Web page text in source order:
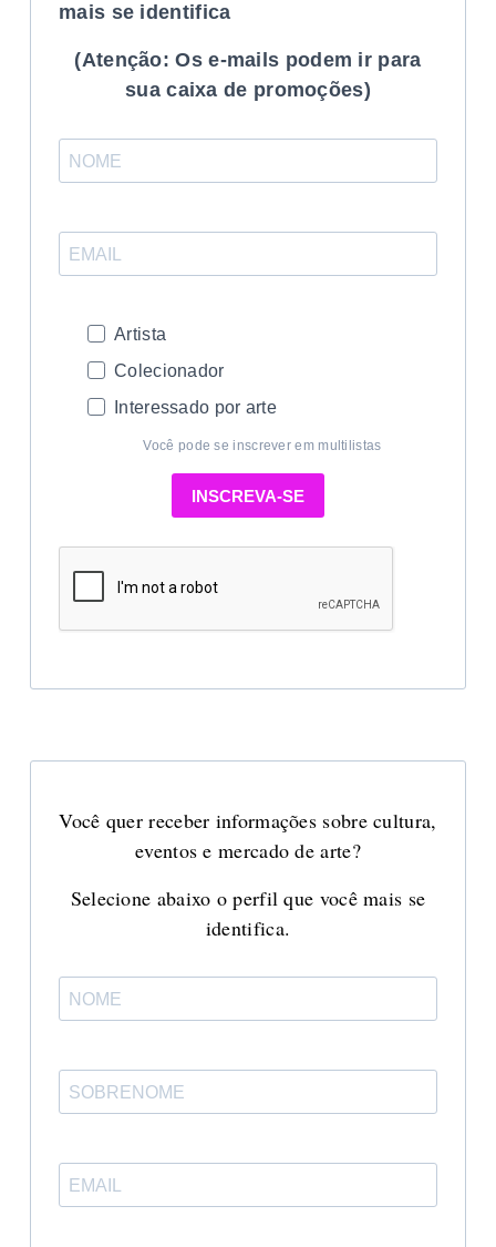
mais se identifica
(Atenção: Os e-mails podem ir para
sua caixa de promoções)
Artista
Colecionador
Interessado por arte
Você pode se inscrever em multilistas
INSCREVA-SE
Você quer receber informações sobre cultura,
eventos e mercado de arte?
Selecione abaixo o perfil que você mais se
identifica.